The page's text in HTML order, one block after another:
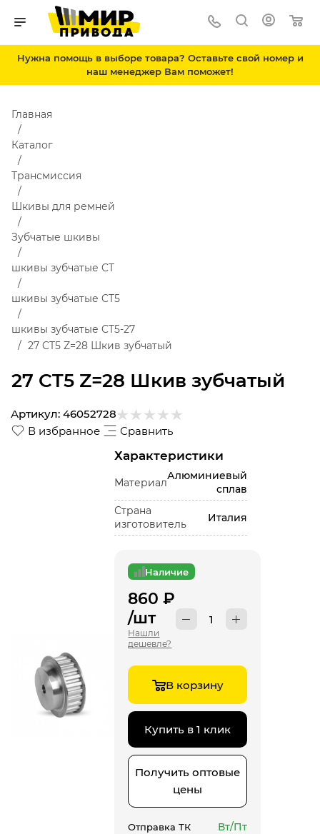
Нужна помощь в выборе товара? Оставьте свой номер и
наш менеджер Вам поможет!
27 CT5 Z=28 Шкив зубчатый
Главная
Каталог
Трансмиссия
Шкивы для ремней
Зубчатые шкивы
шкивы зубчатые CT
шкивы зубчатые CT5
шкивы зубчатые CT5-27
27 CT5 Z=28 Шкив зубчатый
В избранное Сравнить
Артикул: 46052728
Характеристики
Материал
Алюминиевый
сплав
Страна
изготовитель
Италия
Наличие
860 ₽
/шт
Нашли
дешевле?
В корзину
Купить в 1 клик
Получить оптовые
цены
Отправка ТК Вт/Пт